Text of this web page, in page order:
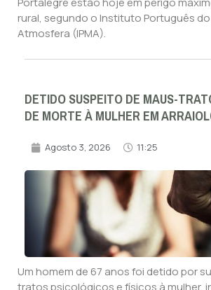
rural, segundo o Instituto Português do
Atmosfera (IPMA).
DETIDO SUSPEITO DE MAUS-
DE MORTE À MULHER EM
Agosto 3, 2026 11:25
Um homem de 67 anos foi detido por
tratos psicológicos e físicos à mulher,